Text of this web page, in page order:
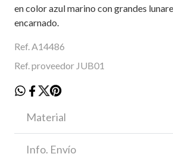
en color azul marino con grandes
encarnado.
Ref. A14486
Ref. proveedor JUB01
Material
Info. Envío